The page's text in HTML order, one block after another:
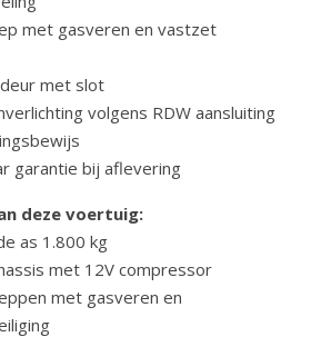
met gasveren en vastzet
met slot
volgens RDW aansluiting
garantie bij aflevering
deze voertuig:
as 1.800 kg
met 12V compressor
met gasveren en